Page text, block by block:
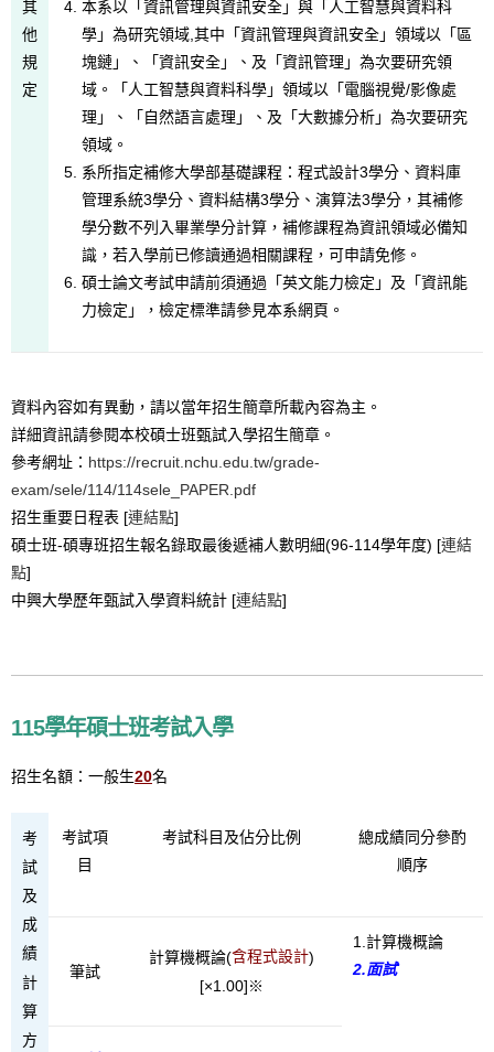
其
他
規
定
本系以「資訊管理與資訊安全」與「人工智慧與資料科
學」為研究領域,其中「資訊管理與資訊安全」領域以「區
塊鏈」、「資訊安全」、及「資訊管理」為次要研究領
域。「人工智慧與資料科學」領域以「電腦視覺/影像處
理」、「自然語言處理」、及「大數據分析」為次要研究
領域。
系所指定補修大學部基礎課程：程式設計3學分、資料庫
管理系統3學分、資料結構3學分、演算法3學分，其補修
學分數不列入畢業學分計算，補修課程為資訊領域必備知
識，若入學前已修讀通過相關課程，可申請免修。
碩士論文考試申請前須通過「英文能力檢定」及「資訊能
力檢定」，檢定標準請參見本系網頁。
資料內容如有異動，請以當年招生簡章所載內容為主。
詳細資訊請參閱本校碩士班甄試入學招生簡章。
參考網址： https://recruit.nchu.edu.tw/grade-
exam/sele/114/114sele_PAPER.pdf
招生重要日程表 [連結點]
碩士班-碩專班招生報名錄取最後遞補人數明細(96-114學年度) [連結
點]
中興大學歷年甄試入學資料統計 [連結點]
115學年碩士班考試入學
招生名額：一般生20名
考
試
及
成
績
計
算
方
考試項
目
考試科目及佔分比例
總成績同分參酌
順序
筆試
計算機概論(含程式設計)
[×1.00]※
1.計算機概論
2.面試